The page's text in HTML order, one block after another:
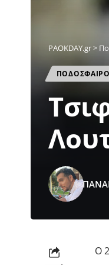
PAOKDAY.gr>
ΠΟΔΟΣΦΑΙΡΟ
Ο